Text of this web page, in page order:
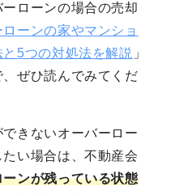
ーローンの場合の売却
ローンの家やマンショ
5つの対処法を解説 」
ぜひ読んでみてくだ
きないオーバーロー
い場合は、不動産会
ーンが残っている状態